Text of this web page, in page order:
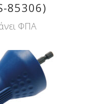
85306)
ΦΠΑ